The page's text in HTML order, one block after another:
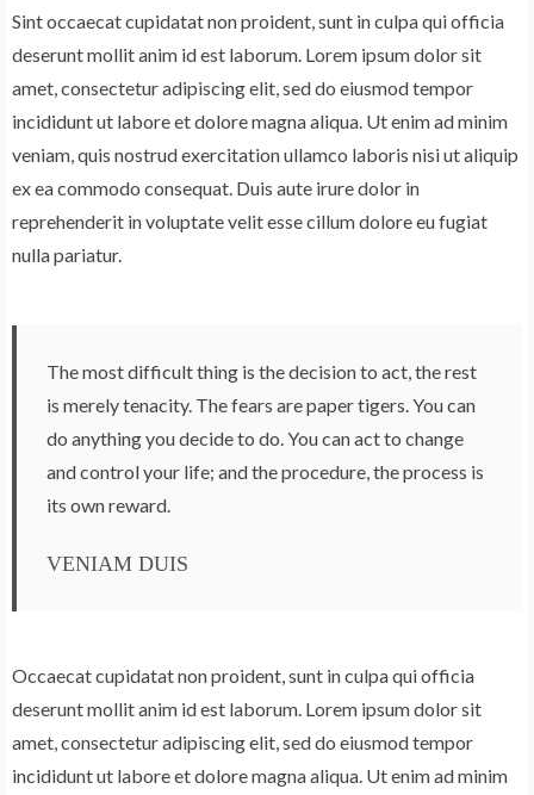
Sint occaecat cupidatat non proident, sunt in culpa qui officia
deserunt mollit anim id est laborum. Lorem ipsum dolor sit
amet, consectetur adipiscing elit, sed do eiusmod tempor
incididunt ut labore et dolore magna aliqua. Ut enim ad minim
veniam, quis nostrud exercitation ullamco laboris nisi ut aliquip
ex ea commodo consequat. Duis aute irure dolor in
reprehenderit in voluptate velit esse cillum dolore eu fugiat
nulla pariatur.
The most difficult thing is the decision to act, the rest
is merely tenacity. The fears are paper tigers. You can
do anything you decide to do. You can act to change
and control your life; and the procedure, the process is
its own reward.
VENIAM DUIS
Occaecat cupidatat non proident, sunt in culpa qui officia
deserunt mollit anim id est laborum. Lorem ipsum dolor sit
amet, consectetur adipiscing elit, sed do eiusmod tempor
incididunt ut labore et dolore magna aliqua. Ut enim ad minim